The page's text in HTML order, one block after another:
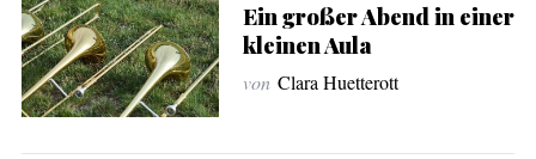
Ein großer Abend in einer
kleinen Aula
von Clara Huetterott